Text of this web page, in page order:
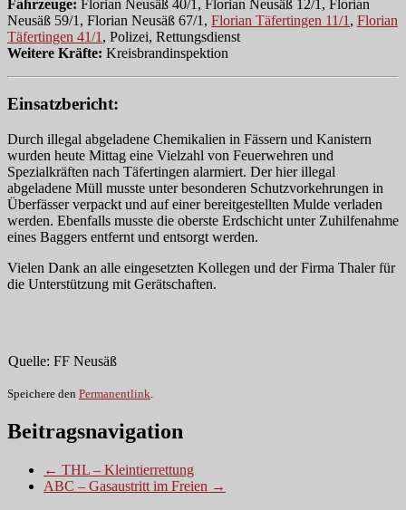
Fahrzeuge: Florian Neusäß 40/1, Florian Neusäß 12/1, Florian
Neusäß 59/1, Florian Neusäß 67/1, Florian Täfertingen 11/1 , Florian
Täfertingen 41/1 , Polizei, Rettungsdienst
Weitere Kräfte: Kreisbrandinspektion
Einsatzbericht:
Durch illegal abgeladene Chemikalien in Fässern und Kanistern
wurden heute Mittag eine Vielzahl von Feuerwehren und
Spezialkräften nach Täfertingen alarmiert. Der hier illegal
abgeladene Müll musste unter besonderen Schutzvorkehrungen in
Überfässer verpackt und auf einer bereitgestellten Mulde verladen
werden. Ebenfalls musste die oberste Erdschicht unter Zuhilfenahme
eines Baggers entfernt und entsorgt werden.
Vielen Dank an alle eingesetzten Kollegen und der Firma Thaler für
die Unterstützung mit Gerätschaften.
Quelle: FF Neusäß
Speichere den Permanentlink.
Beitragsnavigation
← THL – Kleintierrettung
ABC – Gasaustritt im Freien →